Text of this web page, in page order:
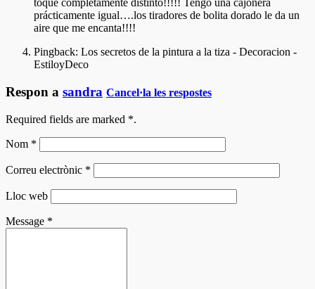
toque completamente distinto!!!!! Tengo una cajonera
prácticamente igual….los tiradores de bolita dorado le da un
aire que me encanta!!!!
Pingback: Los secretos de la pintura a la tiza - Decoracion -
EstiloyDeco
Respon a sandra Cancel·la les respostes
Required fields are marked *.
Nom *
Correu electrònic *
Lloc web
Message *